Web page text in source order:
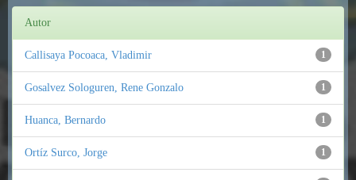
Autor
1
Callisaya Pocoaca, Vladimir
1
Gosalvez Sologuren, Rene Gonzalo
1
Huanca, Bernardo
1
Ortíz Surco, Jorge